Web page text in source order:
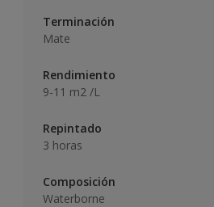
Terminación
Mate
Rendimiento
9-11 m2 /L
Repintado
3 horas
Composición
Waterborne